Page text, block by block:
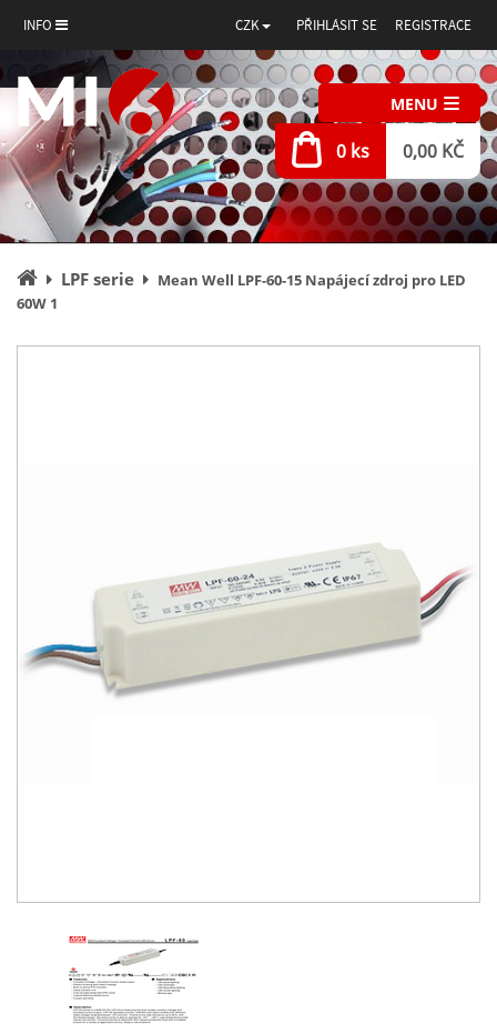
INFO CZK PŘIHLÁSIT SE REGISTRACE
MENU
0 ks 0,00 KČ
Úvodní
stránka
LPF serie
Mean Well LPF-60-15 Napájecí zdroj pro LED
60W 1